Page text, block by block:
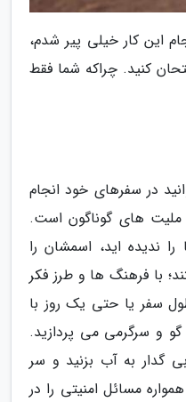
این کار خیلی پیر شدم،
کنید. چراکه شما فقط
در سفرهای خود انجام
ملیت های گوناگون است.
ندیده اید، اسمشان را
با فرهنگ ها و طرز فکر
سفر یا حتی یک روز با
و سرگرمی می پردازید.
گدار به آب بزنید و سر
مسائل امنیتی را در